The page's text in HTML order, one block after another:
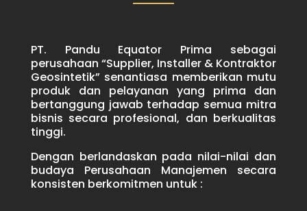
PT. Pandu Equator Prima sebagai
perusahaan “Supplier, Installer & Kontraktor
Geosintetik” senantiasa memberikan mutu
produk dan pelayanan yang prima dan
bertanggung jawab terhadap semua mitra
bisnis secara profesional, dan berkualitas
tinggi.
Dengan berlandaskan pada nilai-nilai dan
budaya Perusahaan Manajemen secara
konsisten berkomitmen untuk :